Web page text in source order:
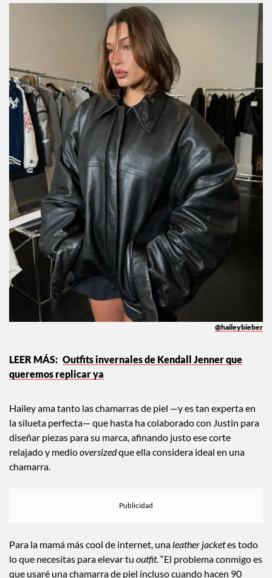
estructuradas. Y sí, todos seguimos pensando en la chamarra
viral de Saint Laurent que usó en el show Fall/Winter 2025.
Outfits invernales de Kendall Jenner que
queremos replicar ya
Hailey ama tanto las chamarras de piel —y es tan experta en
la silueta perfecta— que hasta ha colaborado con Justin para
que ella considera ideal en una